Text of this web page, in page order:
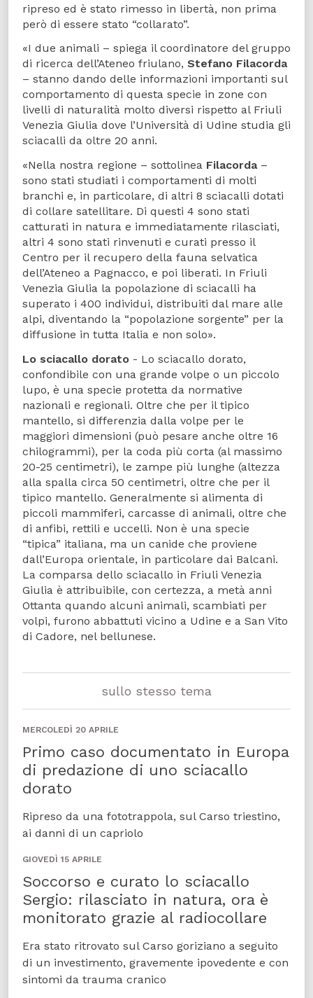
ripreso ed è stato rimesso in libertà, non prima
però di essere stato “collarato”.
«I due animali – spiega il coordinatore del gruppo
di ricerca dell’Ateneo friulano, Stefano Filacorda
– stanno dando delle informazioni importanti sul
comportamento di questa specie in zone con
livelli di naturalità molto diversi rispetto al Friuli
Venezia Giulia dove l’Università di Udine studia gli
sciacalli da oltre 20 anni.
«Nella nostra regione – sottolinea Filacorda–
sono stati studiati i comportamenti di molti
branchi e, in particolare, di altri 8 sciacalli dotati
di collare satellitare. Di questi 4 sono stati
catturati in natura e immediatamente rilasciati,
altri 4 sono stati rinvenuti e curati presso il
Centro per il recupero della fauna selvatica
dell’Ateneo a Pagnacco, e poi liberati. In Friuli
Venezia Giulia la popolazione di sciacalli ha
superato i 400 individui, distribuiti dal mare alle
alpi, diventando la “popolazione sorgente” per la
diffusione in tutta Italia e non solo».
Lo sciacallo dorato - Lo sciacallo dorato,
confondibile con una grande volpe o un piccolo
lupo, è una specie protetta da normative
nazionali e regionali. Oltre che per il tipico
mantello, si differenzia dalla volpe per le
maggiori dimensioni (può pesare anche oltre 16
chilogrammi), per la coda più corta (al massimo
20-25 centimetri), le zampe più lunghe (altezza
alla spalla circa 50 centimetri, oltre che per il
tipico mantello. Generalmente si alimenta di
piccoli mammiferi, carcasse di animali, oltre che
di anfibi, rettili e uccelli. Non è una specie
“tipica” italiana, ma un canide che proviene
dall’Europa orientale, in particolare dai Balcani.
La comparsa dello sciacallo in Friuli Venezia
Giulia è attribuibile, con certezza, a metà anni
Ottanta quando alcuni animali, scambiati per
volpi, furono abbattuti vicino a Udine e a San Vito
di Cadore, nel bellunese.
sullo stesso tema
MERCOLEDÌ 20 APRILE
Primo caso documentato in Europa
di predazione di uno sciacallo
dorato
Ripreso da una fototrappola, sul Carso triestino,
ai danni di un capriolo
GIOVEDÌ 15 APRILE
Soccorso e curato lo sciacallo
Sergio: rilasciato in natura, ora è
monitorato grazie al radiocollare
Era stato ritrovato sul Carso goriziano a seguito
di un investimento, gravemente ipovedente e con
sintomi da trauma cranico